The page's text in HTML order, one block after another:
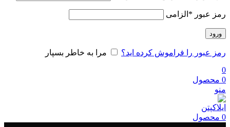
رمز عبور * الزامی
ورود
رمز عبور را فراموش کرده اید؟
مرا به خاطر بسپار
0
0 محصول
منو
0 محصول